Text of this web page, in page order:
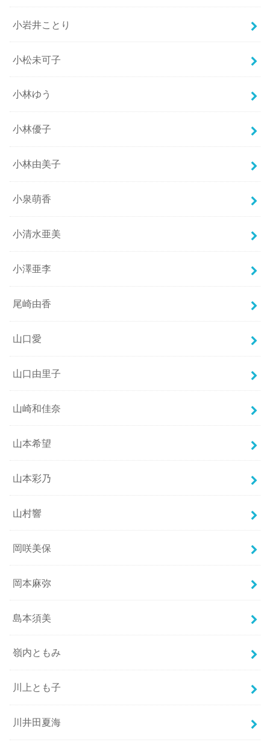
小岩井ことり
小松未可子
小林ゆう
小林優子
小林由美子
小泉萌香
小清水亜美
小澤亜李
尾崎由香
山口愛
山口由里子
山崎和佳奈
山本希望
山本彩乃
山村響
岡咲美保
岡本麻弥
島本須美
嶺内ともみ
川上とも子
川井田夏海